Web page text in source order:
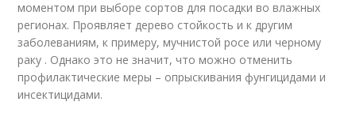
моментом при выборе сортов для посадки во влажных
регионах. Проявляет дерево стойкость и к другим
заболеваниям, к примеру, мучнистой росе или черному
раку . Однако это не значит, что можно отменить
профилактические меры – опрыскивания фунгицидами и
инсектицидами.